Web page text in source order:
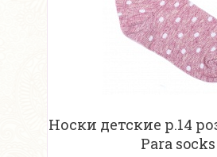
Носки детские р.14
Para socks